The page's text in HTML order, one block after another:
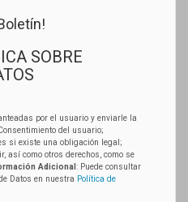
SOBRE
por el usuario y enviarle la
del usuario;
si existe una obligación legal;
así como otros derechos, como se
Adicional : Puede consultar
Datos en nuestra Política de